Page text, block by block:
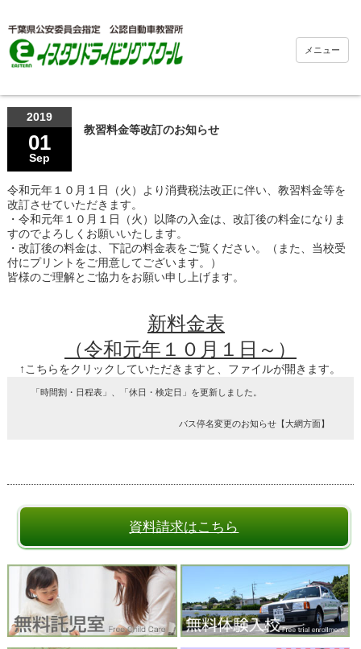
メニュー
2019
01
Sep
教習料金等改訂のお知らせ
令和元年１０月１日（火）より消費税法改正に伴い、教習料金等を
改訂させていただきます。
・令和元年１０月１日（火）以降の入金は、改訂後の料金になりま
すのでよろしくお願いいたします。
・改訂後の料金は、下記の料金表をご覧ください。（また、当校受
付にプリントをご用意してございます。）
皆様のご理解とご協力をお願い申し上げます。
新料金表
（令和元年１０月１日～）
↑こちらをクリックしていただきますと、ファイルが開きます。
「時間割・日程表」、「休日・検定日」を更新しました。
バス停名変更のお知らせ【大網方面】
資料請求はこちら